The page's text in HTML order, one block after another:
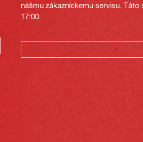
nášmu zákazníckemu servisu.
17:00.